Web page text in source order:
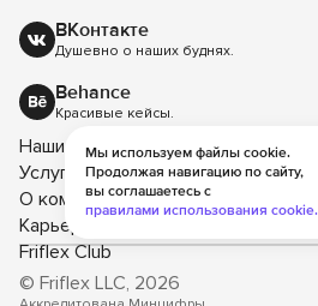
Наши кейсы
Услуги
О компании
Карьера
Friflex Club
ВКонтакте
Душевно о наших буднях.
Behance
Красивые кейсы.
© Friflex LLC, 2026
Мы используем файлы cookie.
Продолжая навигацию по сайту,
вы соглашаетесь с
правилами использования cookie.